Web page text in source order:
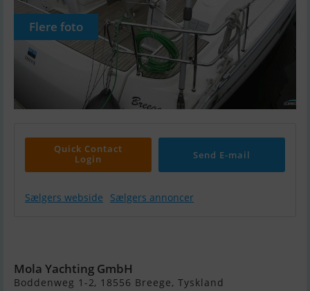
Flere foto
Quick Contact
Login
Send E-mail
Sælgers webside Sælgers annoncer
Mola Yachting GmbH
Boddenweg 1-2, 18556 Breege, Tyskland